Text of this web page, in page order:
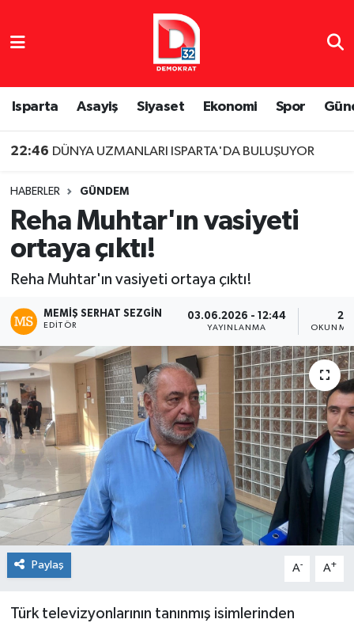
Isparta Asayiş Siyaset Ekonomi Spor
22:46 DÜNYA UZMANLARI ISPARTA'DA BULUŞUYOR
HABERLER GÜNDEM
Reha Muhtar'ın vasiyeti
ortaya çıktı!
Reha Muhtar'ın vasiyeti ortaya çıktı!
MEMIŞ SERHAT SEZGIN
EDITÖR
03.06.2026 - 12:44
YAYINLANMA
2
OKUNMA
Paylaş A- A+
Türk televizyonlarının tanınmış isimlerinden
Isparta Nöbetçi Eczaneler
Isparta Hava Durumu
Isparta Namaz Vakitleri
Süper Lig Puan Durumu ve Fikstür
Tüm Manşetler